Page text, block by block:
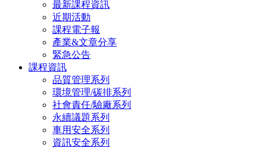
最新課程資訊
近期活動
課程電子報
產業&文章分享
緊急公告
課程資訊
品質管理系列
環境管理/碳排系列
社會責任/驗廠系列
永續議題系列
車用安全系列
資訊安全系列